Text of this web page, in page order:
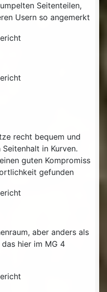
Seitenteilen,
Usern so angemerkt
recht bequem und
in Kurven.
guten Kompromiss
gefunden
aber anders als
das hier im MG 4